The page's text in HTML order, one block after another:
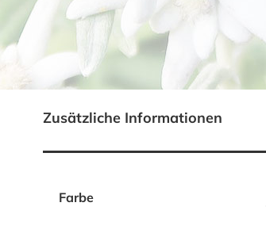
Zusätzliche Informationen
Farbe